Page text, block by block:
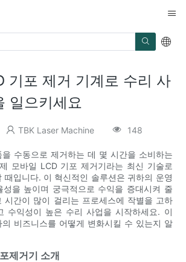
기포 제거 기계로 수리 사
일으키세요
TBK Laser Machine 148
수동으로 제거하는 데 몇 시간을 소비하는
모바일 LCD 기포 제거기라는 최신 기술로
때입니다. 이 혁신적인 솔루션은 귀하의 운영
성을 높이며 궁극적으로 수익을 증대시켜 줄
시간이 많이 걸리는 프로세스에 작별을 고하
수익성이 높은 수리 사업을 시작하세요. 이
비즈니스를 어떻게 변화시킬 수 있는지 알
제거기 소개